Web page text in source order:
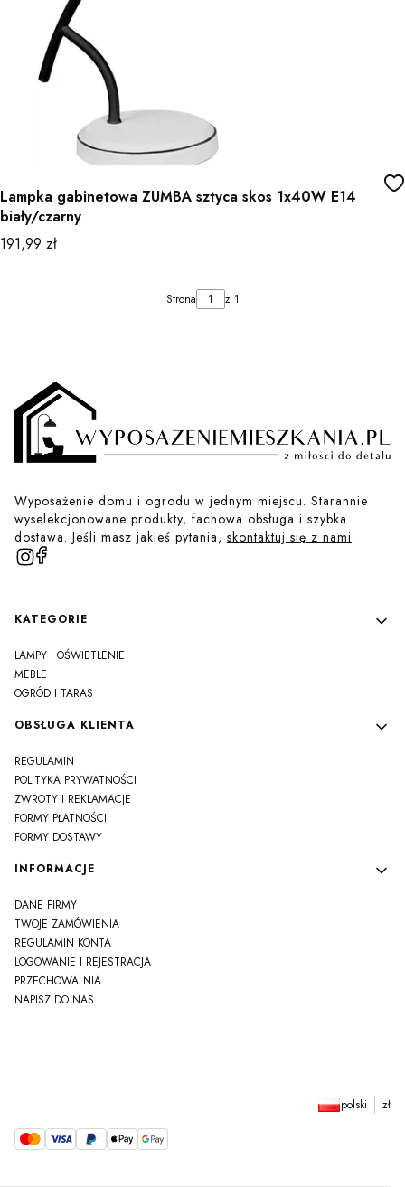
Lampka gabinetowa ZUMBA sztyca skos 1x40W E14
biały/czarny
Cena
191,99 zł
Strona z 1
Wyposażenie domu i ogrodu w jednym miejscu. Starannie
wyselekcjonowane produkty, fachowa obsługa i szybka
dostawa. Jeśli masz jakieś pytania, skontaktuj się z nami.
Linki w stopce
KATEGORIE
LAMPY I OŚWIETLENIE
MEBLE
OGRÓD I TARAS
OBSŁUGA KLIENTA
REGULAMIN
POLITYKA PRYWATNOŚCI
ZWROTY I REKLAMACJE
FORMY PŁATNOŚCI
FORMY DOSTAWY
INFORMACJE
DANE FIRMY
TWOJE ZAMÓWIENIA
REGULAMIN KONTA
LOGOWANIE I REJESTRACJA
PRZECHOWALNIA
NAPISZ DO NAS
polski zł